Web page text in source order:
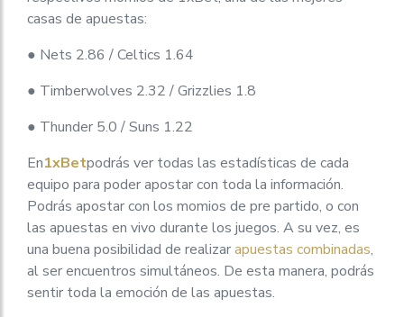
casas de apuestas:
● Nets 2.86 / Celtics 1.64
● Timberwolves 2.32 / Grizzlies 1.8
● Thunder 5.0 / Suns 1.22
En1xBetpodrás ver todas las estadísticas de cada
equipo para poder apostar con toda la información.
Podrás apostar con los momios de pre partido, o con
las apuestas en vivo durante los juegos. A su vez, es
una buena posibilidad de realizarapuestas combinadas,
al ser encuentros simultáneos. De esta manera, podrás
sentir toda la emoción de las apuestas.